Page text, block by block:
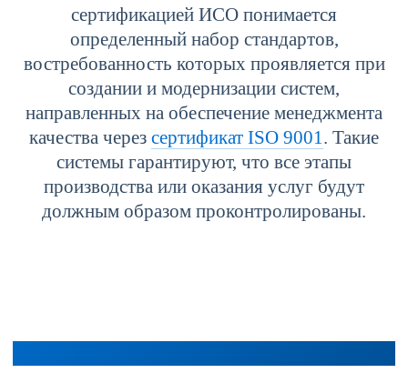
сертификацией ИСО понимается
определенный набор стандартов,
востребованность которых проявляется при
создании и модернизации систем,
направленных на обеспечение менеджмента
качества через сертификат ISO 9001 . Такие
системы гарантируют, что все этапы
производства или оказания услуг будут
должным образом проконтролированы.